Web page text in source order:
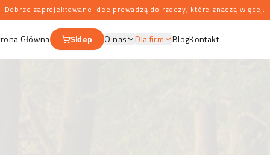
Dobrze zaprojektowane idee prowadzą do rzeczy, które znaczą więcej.
Główna Sklep O nas Dla firm BlogKontakt